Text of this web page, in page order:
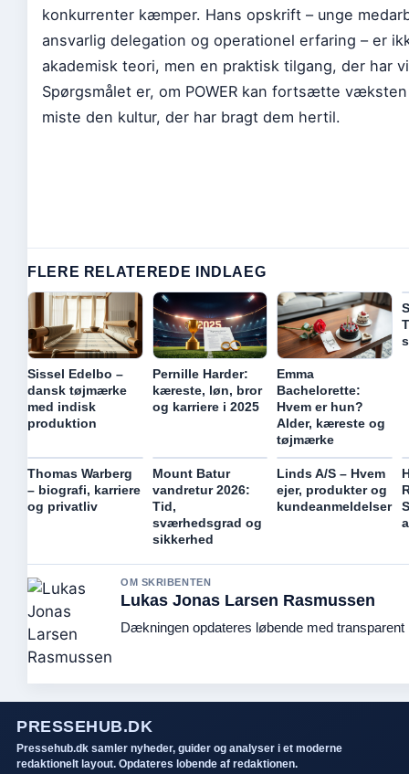
konkurrenter kæmper. Hans opskrift – unge
ansvarlig delegation og operationel erfaring – er
akademisk teori, men en praktisk tilgang, der har
Spørgsmålet er, om POWER kan fortsætte
miste den kultur, der har bragt dem hertil.
FLERE RELATEREDE INDLAEG
Sissel Edelbo –
dansk tøjmærke
med indisk
produktion
Pernille Harder:
kæreste, løn, bror
og karriere i 2025
Emma
Bachelorette:
Hvem er hun?
Alder, kæreste og
tøjmærke
Thomas Warberg
– biografi, karriere
og privatliv
Mount Batur
vandretur 2026:
Tid,
sværhedsgrad og
sikkerhed
Linds A/S – Hvem
ejer, produkter og
kundeanmeldelser
OM SKRIBENTEN
Lukas Jonas Larsen Rasmussen
Dækningen opdateres løbende med transparent
PRESSEHUB.DK
Pressehub.dk samler nyheder, guider og analyser i et moderne
redaktionelt layout. Opdateres lobende af redaktionen.